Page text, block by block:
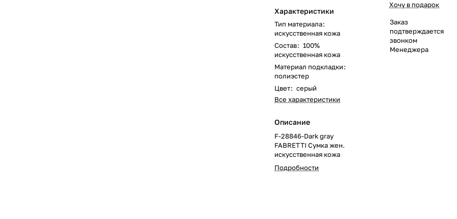
Характеристики
Тип материала:
искусственная кожа
Состав: 100%
искусственная кожа
Материал подкладки:
полиэстер
Цвет: серый
Все характеристики
Описание
F-28846-Dark gray
FABRETTI Сумка жен.
искусственная кожа
Подробности
Хочу в подарок
Заказ
подтверждается
звонком
Менеджера